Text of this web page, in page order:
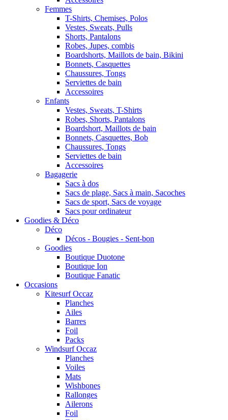
Femmes
T-Shirts, Chemises, Polos
Vestes, Sweats, Pulls
Shorts, Pantalons
Robes, Jupes, combis
Boardshorts, Maillots de bain, Bikini
Bonnets, Casquettes
Chaussures, Tongs
Serviettes de bain
Accessoires
Enfants
Vestes, Sweats, T-Shirts
Robes, Shorts, Pantalons
Boardshort, Maillots de bain
Bonnets, Casquettes, Bob
Chaussures, Tongs
Serviettes de bain
Accessoires
Bagagerie
Sacs à dos
Sacs de plage, Sacs à main, Sacoches
Sacs de sport, Sacs de voyage
Sacs pour ordinateur
Goodies & Déco
Déco
Décos - Bougies - Sent-bon
Goodies
Boutique Duotone
Boutique Ion
Boutique Fanatic
Occasions
Kitesurf Occaz
Planches
Ailes
Barres
Foil
Packs
Windsurf Occaz
Planches
Voiles
Mats
Wishbones
Rallonges
Ailerons
Foil